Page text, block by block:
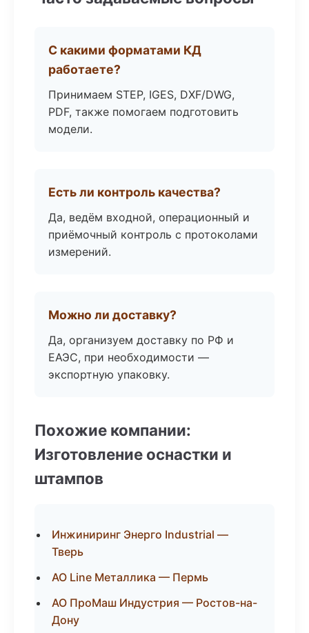
С какими форматами КД
работаете?
Принимаем STEP, IGES, DXF/DWG,
PDF, также помогаем подготовить
модели.
Есть ли контроль качества?
Да, ведём входной, операционный и
приёмочный контроль с протоколами
измерений.
Можно ли доставку?
Да, организуем доставку по РФ и
ЕАЭС, при необходимости —
экспортную упаковку.
Похожие компании:
Изготовление оснастки и
штампов
Инжиниринг Энерго Industrial —
Тверь
АО Line Металлика — Пермь
АО ПроМаш Индустрия — Ростов-на-
Дону